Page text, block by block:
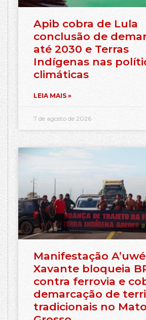
Apib cobra de Lula
conclusão de
até 2030 e Terras
Indígenas nas
climáticas
LEIA MAIS »
7 de agosto de 2026
Manifestação A’uwé
Xavante bloqueia
contra ferrovia e
demarcação de
tradicionais no Mato